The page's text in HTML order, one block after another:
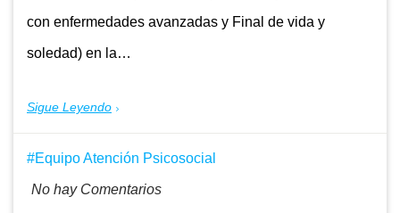
con enfermedades avanzadas y Final de vida y
soledad) en la…
Sigue Leyendo
Equipo Atención Psicosocial
No hay Comentarios